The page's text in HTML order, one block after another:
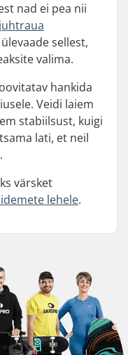
nad ei pea nii
juhtraua
sellest,
valima.
hankida
Veidi laiem
stabiilsust, kuigi
lati, et neil
värsket
lehele.